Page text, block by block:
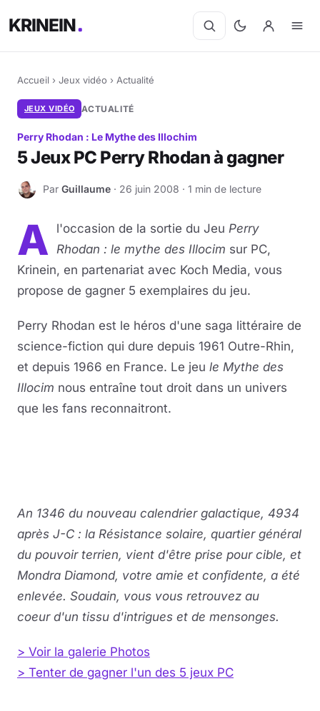
KRINEIN
Accueil › Jeux vidéo › Actualité
JEUX VIDÉO ACTUALITÉ
Perry Rhodan : Le Mythe des Illochim
5 Jeux PC Perry Rhodan à gagner
G Par Guillaume · 26 juin 2008 · 1 min de lecture
A l'occasion de la sortie du Jeu Perry
Rhodan : le mythe des Illocim sur PC,
Krinein, en partenariat avec Koch Media, vous
propose de gagner 5 exemplaires du jeu.
Perry Rhodan est le héros d'une saga littéraire de
science-fiction qui dure depuis 1961 Outre-Rhin,
et depuis 1966 en France. Le jeu le Mythe des
Illocim nous entraîne tout droit dans un univers
que les fans reconnaitront.
An 1346 du nouveau calendrier galactique, 4934
après J-C : la Résistance solaire, quartier général
du pouvoir terrien, vient d'être prise pour cible, et
Mondra Diamond, votre amie et confidente, a été
enlevée. Soudain, vous vous retrouvez au
coeur d'un tissu d'intrigues et de mensonges.
> Voir la galerie Photos
> Tenter de gagner l'un des 5 jeux PC